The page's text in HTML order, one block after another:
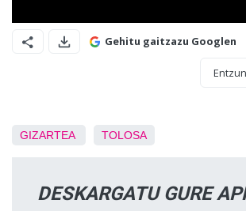
Gehitu gaitzazu Googlen
Entzun
GIZARTEA TOLOSA
DESKARGATU GURE